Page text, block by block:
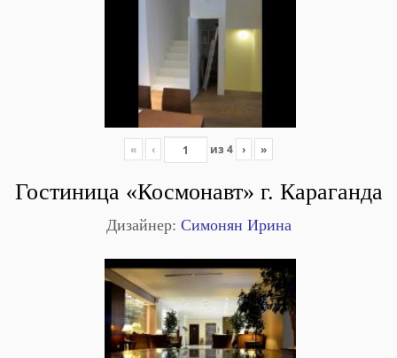
« ‹ из 4 › »
Гостиница «Космонавт» г. Караганда
Дизайнер: Симонян Ирина